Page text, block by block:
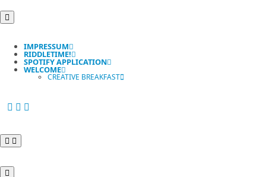
IMPRESSUM
RIDDLETIME!
SPOTIFY APPLICATION
WELCOME
CREATIVE BREAKFAST